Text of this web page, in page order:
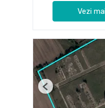
Vezi
Previous